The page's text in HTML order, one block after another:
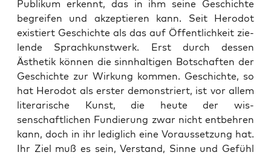
Pub­likum erken­nt, das in ihm seine Geschichte
begreifen und akzep­tieren kann. Seit Herodot
existiert Geschichte als das auf Öffentlichkeit zie­
lende Sprachkunst­werk. Erst durch dessen
Ästhetik kön­nen die sinnhalti­gen Botschaften der
Geschichte zur Wirkung kom­men. Geschichte, so
hat Herodot als erster demon­stri­ert, ist vor allem
lit­er­arische Kun­st, die heute der wis­
senschaftlichen Fundierung zwar nicht ent­behren
kann, doch in ihr lediglich eine Voraus­set­zung hat.
Ihr Ziel muß es sein, Ver­stand, Sinne und Gefühl